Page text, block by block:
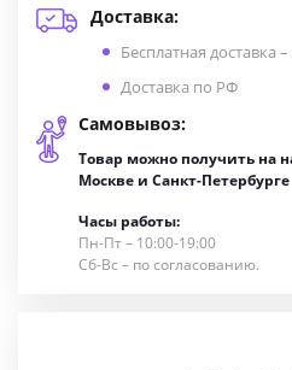
Доставка:
Бесплатная доставка
Доставка по РФ
Самовывоз:
Товар можно получить на
Москве и Санкт-Петербурге
Часы работы:
Пн-Пт – 10:00-19:00
Сб-Вс – по согласованию.